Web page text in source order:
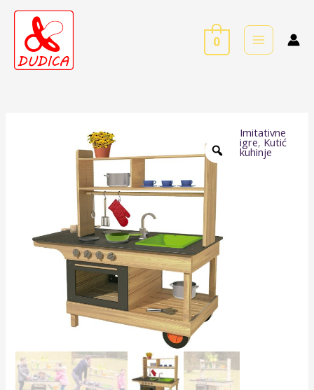
Skip
content
0
Imitativne
igre, Kutić
kuhinje